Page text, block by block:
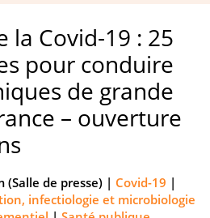
la Covid-19 : 25
pour conduire
de grande
– ouverture
(Salle de presse) | Covid-19 |
infectiologie et microbiologie